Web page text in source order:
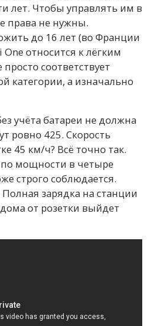
лет. Чтобы управлять им в
права не нужны.
до 16 лет (во Франции
относится к лёгким
соответствует
категории, а изначально
учёта батареи не должна
ровно 425. Скорость
45 км/ч? Всё точно так.
мощности в четыре
строго соблюдается.
зарядка на станции
от розетки выйдет